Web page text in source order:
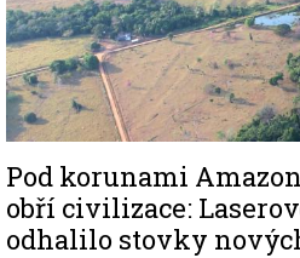
Pod korunami
obří civilizace:
odhalilo stovky